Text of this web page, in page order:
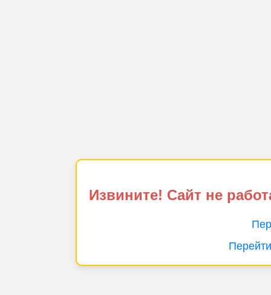
Извините! Сайт не